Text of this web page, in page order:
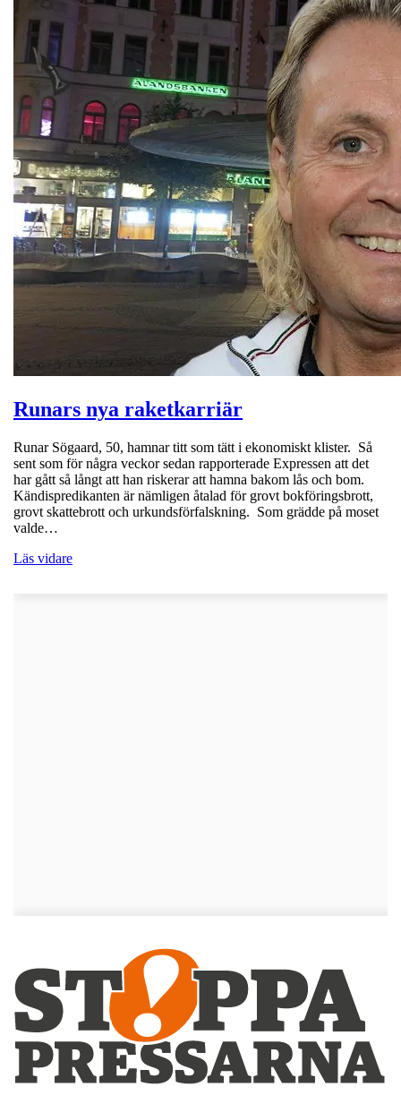
Runars nya raketkarriär
Runar Sögaard, 50, hamnar titt som tätt i ekonomiskt klister. Så
sent som för några veckor sedan rapporterade Expressen att det
har gått så långt att han riskerar att hamna bakom lås och bom.
Kändispredikanten är nämligen åtalad för grovt bokföringsbrott,
grovt skattebrott och urkundsförfalskning. Som grädde på moset
valde…
Läs vidare